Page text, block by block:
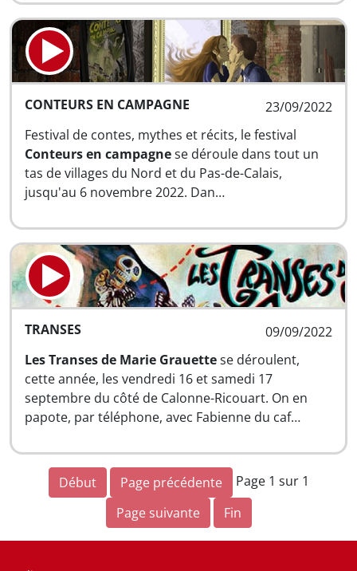
23/09/2022
CONTEURS EN CAMPAGNE
Festival de contes, mythes et récits, le festival
Conteurs en campagnese déroule dans tout un
tas de villages du Nord et du Pas-de-Calais,
jusqu'au 6 novembre 2022. Dan…
09/09/2022
TRANSES
Les Transes de Marie Grauettese déroulent,
cette année, les vendredi 16 et samedi 17
septembre du côté de Calonne-Ricouart. On en
papote, par téléphone, avec Fabienne du caf…
Début Page précédente
Page 1 sur 1
Page suivante
Fin